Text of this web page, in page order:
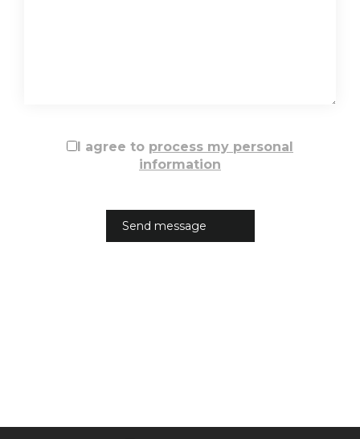
I agree to process my personal
information